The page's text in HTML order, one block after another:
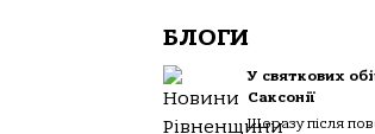
БЛОГИ
У святкових
Саксонії
Щоразу після